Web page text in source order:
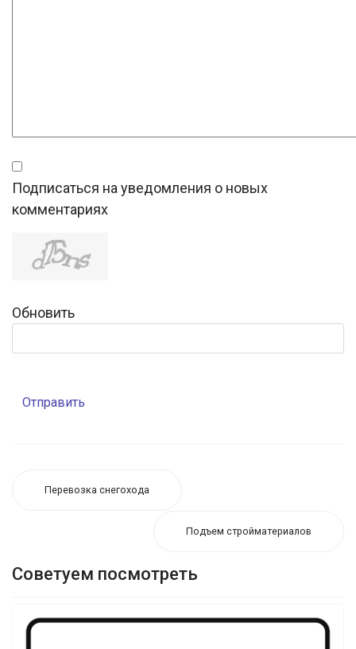
Подписаться на уведомления о новых
комментариях
Обновить
Отправить
Перевозка снегохода
Подъем стройматериалов
Советуем посмотреть